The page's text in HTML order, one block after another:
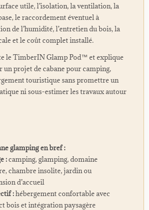
utile, l’isolation, la ventilation, la
le raccordement éventuel à
de l’humidité, l’entretien du bois, la
et le coût complet installé.
le TimberIN Glamp Pod™ et explique
projet de cabane pour camping,
touristique sans promettre un
ni sous-estimer les travaux autour
glamping en bref :
:camping, glamping, domaine
chambre insolite, jardin ou
d’accueil
:hébergement confortable avec
bois et intégration paysagère